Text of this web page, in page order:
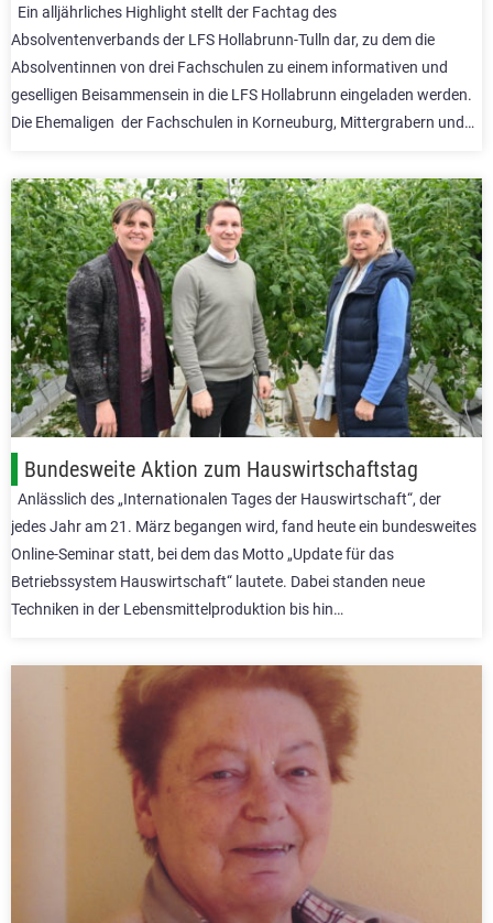
Ein alljährliches Highlight stellt der Fachtag des
Absolventenverbands der LFS Hollabrunn-Tulln dar, zu dem die
Absolventinnen von drei Fachschulen zu einem informativen und
geselligen Beisammensein in die LFS Hollabrunn eingeladen werden.
Die Ehemaligen der Fachschulen in Korneuburg, Mittergrabern und…
Bundesweite Aktion zum Hauswirtschaftstag
Anlässlich des „Internationalen Tages der Hauswirtschaft“, der
jedes Jahr am 21. März begangen wird, fand heute ein bundesweites
Online-Seminar statt, bei dem das Motto „Update für das
Betriebssystem Hauswirtschaft“ lautete. Dabei standen neue
Techniken in der Lebensmittelproduktion bis hin…